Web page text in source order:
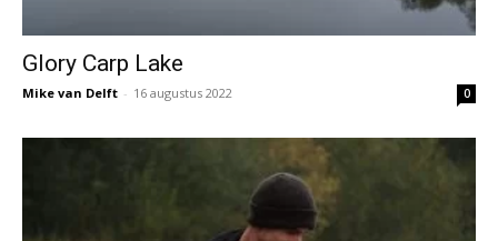
Glory Carp Lake
Mike van Delft - 16 augustus 2022 0